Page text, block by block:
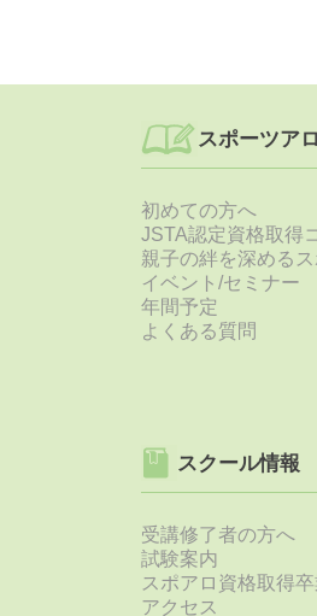
スポーツア
初めての方へ
JSTA認定資格取得
親子の絆を深める
イベント/セミナー
年間予定
よくある質問
スクール情報
受講修了者の方へ
試験案内
スポアロ資格取得
アクセス